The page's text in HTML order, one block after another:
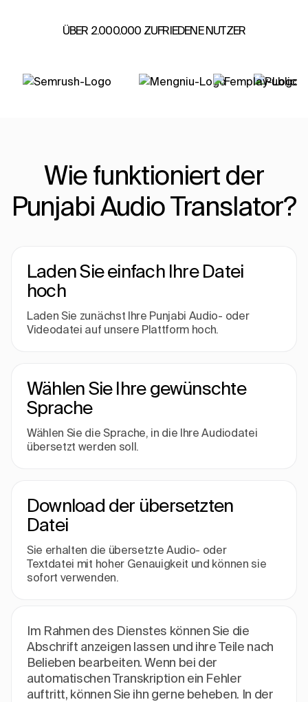
ÜBER 2.000.000 ZUFRIEDENE NUTZER
Wie funktioniert der
Punjabi Audio Translator?
Laden Sie einfach Ihre Datei
hoch
Laden Sie zunächst Ihre Punjabi Audio- oder
Videodatei auf unsere Plattform hoch.
Wählen Sie Ihre gewünschte
Sprache
Wählen Sie die Sprache, in die Ihre Audiodatei
übersetzt werden soll.
Download der übersetzten
Datei
Sie erhalten die übersetzte Audio- oder
Textdatei mit hoher Genauigkeit und können sie
sofort verwenden.
Im Rahmen des Dienstes können Sie die
Abschrift anzeigen lassen und ihre Teile nach
Belieben bearbeiten. Wenn bei der
automatischen Transkription ein Fehler
auftritt, können Sie ihn gerne beheben. In der